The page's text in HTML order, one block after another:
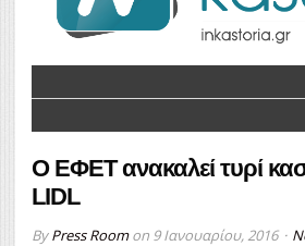
Ο ΕΦΕΤ ανακαλεί τυρί
LIDL
ByPress Roomon 9 Ιανουαρίου, 2016